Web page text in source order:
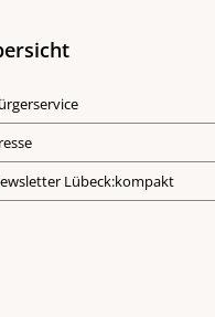
Lübeck:kompakt